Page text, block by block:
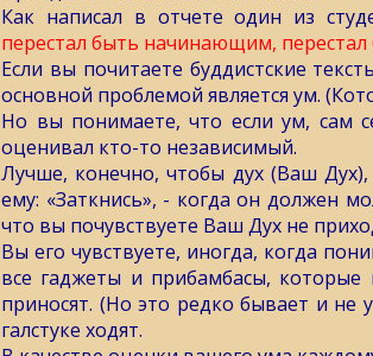
Как написал в отчете один из
перестал быть начинающим,
Если вы почитаете буддистские
основной проблемой является ум.
Но вы понимаете, что если ум, сам
оценивал кто-то независимый.
Лучше, конечно, чтобы дух (Ваш
ему: «Заткнись», - когда он должен
что вы почувствуете Ваш Дух не
Вы его чувствуете, иногда, когда
все гаджеты и прибамбасы, которые
приносят. (Но это редко бывает и не
галстуке ходят.